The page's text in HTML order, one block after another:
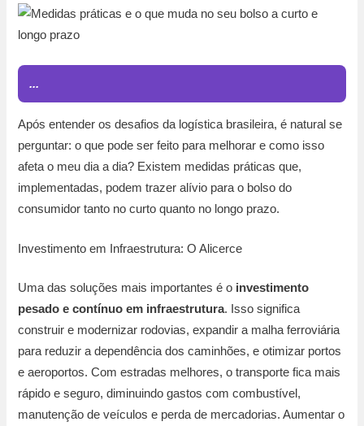
...
Após entender os desafios da logística brasileira, é natural se
perguntar: o que pode ser feito para melhorar e como isso
afeta o meu dia a dia? Existem medidas práticas que,
implementadas, podem trazer alívio para o bolso do
consumidor tanto no curto quanto no longo prazo.
Investimento em Infraestrutura: O Alicerce
Uma das soluções mais importantes é o investimento
pesado e contínuo em infraestrutura. Isso significa
construir e modernizar rodovias, expandir a malha ferroviária
para reduzir a dependência dos caminhões, e otimizar portos
e aeroportos. Com estradas melhores, o transporte fica mais
rápido e seguro, diminuindo gastos com combustível,
manutenção de veículos e perda de mercadorias. Aumentar o